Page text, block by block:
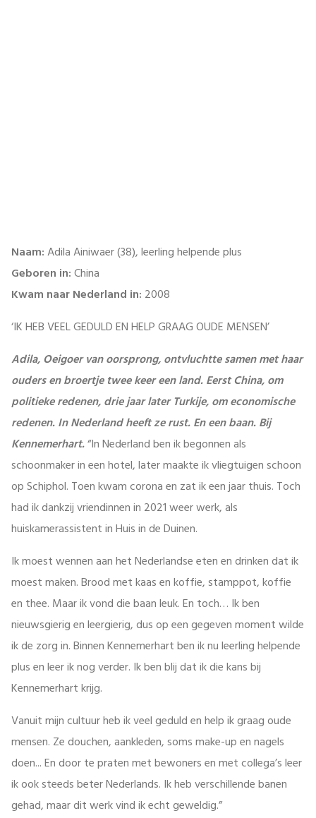
Naam:Adila Ainiwaer (38), leerling helpende plus
Geboren in:China
Kwam naar Nederland in: 2008
‘IK HEB VEEL GEDULD EN HELP GRAAG OUDE MENSEN’
Adila, Oeigoer van oorsprong, ontvluchtte samen met haar
ouders en broertje twee keer een land. Eerst China, om
politieke redenen, drie jaar later Turkije, om economische
redenen. In Nederland heeft ze rust. En een baan. Bij
Kennemerhart.“In Nederland ben ik begonnen als
schoonmaker in een hotel, later maakte ik vliegtuigen schoon
op Schiphol. Toen kwam corona en zat ik een jaar thuis. Toch
had ik dankzij vriendinnen in 2021 weer werk, als
huiskamerassistent in Huis in de Duinen.
Ik moest wennen aan het Nederlandse eten en drinken dat ik
moest maken. Brood met kaas en koffie, stamppot, koffie
en thee. Maar ik vond die baan leuk. En toch… Ik ben
nieuwsgierig en leergierig, dus op een gegeven moment wilde
ik de zorg in. Binnen Kennemerhart ben ik nu leerling helpende
plus en leer ik nog verder. Ik ben blij dat ik die kans bij
Kennemerhart krijg.
Vanuit mijn cultuur heb ik veel geduld en help ik graag oude
mensen. Ze douchen, aankleden, soms make-up en nagels
doen... En door te praten met bewoners en met collega’s leer
ik ook steeds beter Nederlands. Ik heb verschillende banen
gehad, maar dit werk vind ik echt geweldig.”